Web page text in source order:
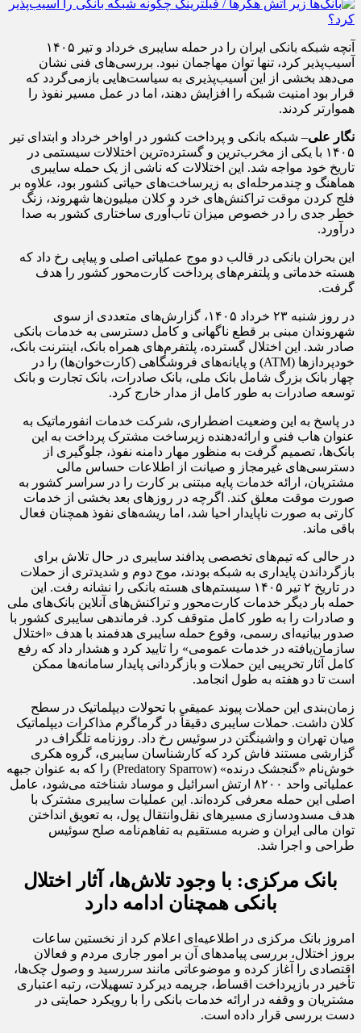
آنچه شبکه بانکی ایران را در حمله سایبری خرداد و تیر ۱۴۰۵
آسیب‌پذیر کرد، تنها توان مهاجمان نبود. بررسی‌های فنی نشان
می‌دهد بخشی از این آسیب‌پذیری به سیاست‌هایی بازمی‌گردد که
قرار بود امنیت شبکه را افزایش دهند، اما در عمل مسیر نفوذ را
هموارتر کردند.
نگار علی– شبکه بانکی و پرداخت کشور در اواخر خرداد و ابتدای تیر
۱۴۰۵ با یکی از مخرب‌ترین و گسترده‌ترین اختلالات سیستمی در
تاریخ خود مواجه شد. این اختلالات که ناشی از یک حمله سایبری
هماهنگ و چندمرحله‌ای به زیرساخت‌های حیاتی کشور بود، علاوه بر
فلج کردن موقت تراکنش‌های خرد و کلان میلیون‌ها شهروند، زنگ
خطر جدی را در خصوص میزان تاب‌آوری ساختاری کشور به صدا
درآورد.
این بحران بانکی در قالب دو موج عملیاتی اصلی و پیاپی رخ داد که
هسته خدماتی و پلتفرم‌های پرداخت کارت‌محور کشور را هدف
گرفت.
در روز شنبه ۲۳ خرداد ۱۴۰۵، گزارش‌های متعددی از سوی
شهروندان مبنی بر قطع ناگهانی و کامل دسترسی به خدمات بانکی
صادر شد. این اختلال گسترده، پلتفرم‌های همراه بانک، اینترنت بانک،
خودپردازها (ATM) و پایانه‌های فروشگاهی (کارت‌خوان‌ها) را در
چهار بانک بزرگ شامل بانک ملی، بانک صادرات، بانک تجارت و بانک
توسعه صادرات به طور کامل از مدار خارج کرد.
در پاسخ به این وضعیت اضطراری، شرکت خدمات انفورماتیک به
عنوان هاب فنی و ارائه‌دهنده زیرساخت مشترک پرداخت به این
بانک‌ها، تصمیم گرفت به منظور مهار دامنه نفوذ، جلوگیری از
دسترسی‌های غیرمجاز و صیانت از اطلاعات حساس مالی
مشتریان، ارائه خدمات پایه مبتنی بر کارت را در سراسر کشور به
صورت موقت معلق کند. اگرچه در روزهای بعد بخشی از خدمات
کارتی به صورت ناپایدار احیا شد، اما ریشه‌های نفوذ همچنان فعال
باقی ماند.
در حالی که تیم‌های تخصصی پدافند سایبری در حال تلاش برای
بازگرداندن پایداری به شبکه بودند، موج دوم و شدیدتری از حملات
در تاریخ ۲ تیر ۱۴۰۵ سیستم‌های هسته بانکی را نشانه رفت. این
حمله بار دیگر خدمات کارت‌محور و تراکنش‌های آنلاین بانک‌های ملی
و صادرات را به طور کامل متوقف کرد. فرماندهی سایبری کشور با
صدور بیانیه‌ای رسمی، وقوع حمله سایبری هدفمند با هدف «اختلال
سازمان‌یافته در خدمات عمومی» را تایید کرد و هشدار داد که رفع
کامل آثار تخریبی این حملات و بازگردانی پایدار سامانه‌ها ممکن
است تا دو هفته به طول انجامد.
زمان‌بندی این حملات پیوند عمیقی با تحولات دیپلماتیک در سطح
کلان داشت. حملات سایبری دقیقاً در گرماگرم مذاکرات دیپلماتیک
میان تهران و واشینگتن در سوئیس رخ داد. روزنامه تلگراف در
گزارشی مستند فاش کرد که کارشناسان سایبری، گروه هکری
خوش‌نام «گنجشک درنده» (Predatory Sparrow) را که به عنوان جبهه
عملیاتی واحد ۸۲۰۰ ارتش اسرائیل و موساد شناخته می‌شود، عامل
اصلی این حمله معرفی کرده‌اند. این عملیات سایبری مشترک با
هدف مسدودسازی مسیرهای نقل‌وانتقال پول، به تعویق انداختن
توان مالی ایران و ضربه مستقیم به تفاهم‌نامه صلح سوئیس
طراحی و اجرا شد.
بانک مرکزی: با وجود تلاش‌ها، آثار اختلال
بانکی همچنان ادامه دارد
امروز بانک مرکزی در اطلاعیه‌ای اعلام کرد از نخستین ساعات
بروز اختلال، بررسی پیامدهای آن بر امور جاری مردم و فعالان
اقتصادی را آغاز کرده و موضوعاتی مانند سررسید و وصول چک‌ها،
تأخیر در بازپرداخت اقساط، جریمه دیرکرد تسهیلات، رتبه اعتباری
مشتریان و وقفه در ارائه خدمات بانکی را با رویکرد حمایتی در
دست بررسی قرار داده است.